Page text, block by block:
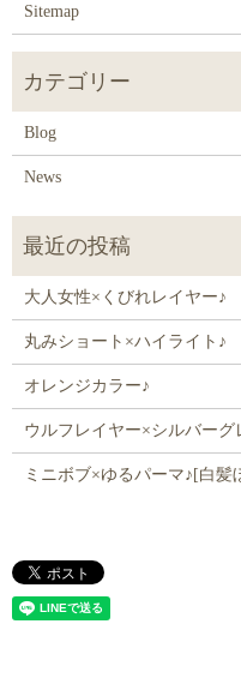
Sitemap
Blog
News
大人女性×くびれレイヤー♪
丸みショート×ハイライト♪
オレンジカラー♪
ウルフレイヤー×シルバーグ
ミニボブ×ゆるパーマ♪[白